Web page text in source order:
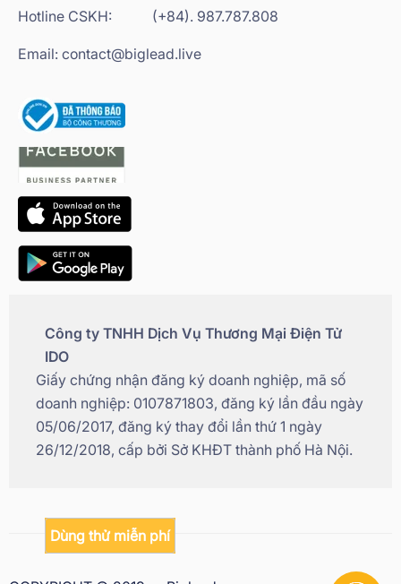
Dùng thử miễn phí
Hotline CSKH:
(+84). 987.787.808
Email: contact@biglead.live
Công ty TNHH Dịch Vụ Thương Mại Điện Tử
IDO
Giấy chứng nhận đăng ký doanh nghiệp, mã số
doanh nghiệp: 0107871803, đăng ký lần đầu ngày
05/06/2017, đăng ký thay đổi lần thứ 1 ngày
26/12/2018, cấp bởi Sở KHĐT thành phố Hà Nội.